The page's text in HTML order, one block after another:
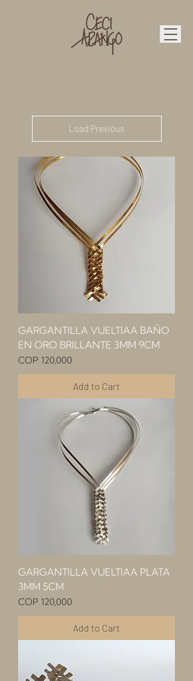
Load Previous
GARGANTILLA VUELTIAA BAÑO
EN ORO BRILLANTE 3MM 9CM
Price
COP 120,000
Add to Cart
GARGANTILLA VUELTIAA PLATA
3MM 5CM
Price
COP 120,000
Add to Cart